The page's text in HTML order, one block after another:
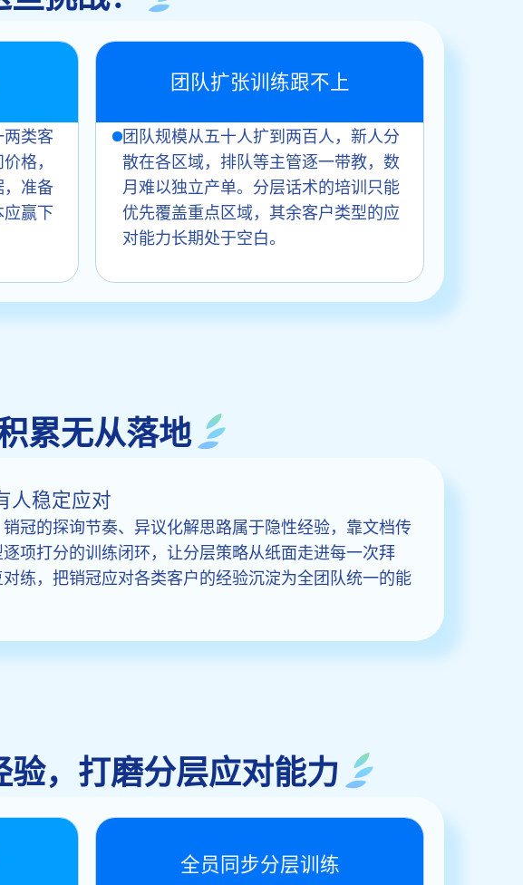
类客
格，
准备
赢下
团队扩张训练跟不上
团队规模从五十人扩到两百人，新人分
散在各区域，排队等主管逐一带教，数
月难以独立产单。分层话术的培训只能
优先覆盖重点区域，其余客户类型的应
对能力长期处于空白。
累无从落地
人稳定应对
冠的探询节奏、异议化解思路属于隐性经验，靠文档传
项打分的训练闭环，让分层策略从纸面走进每一次拜
练，把销冠应对各类客户的经验沉淀为全团队统一的能
，打磨分层应对能力
全员同步分层训练